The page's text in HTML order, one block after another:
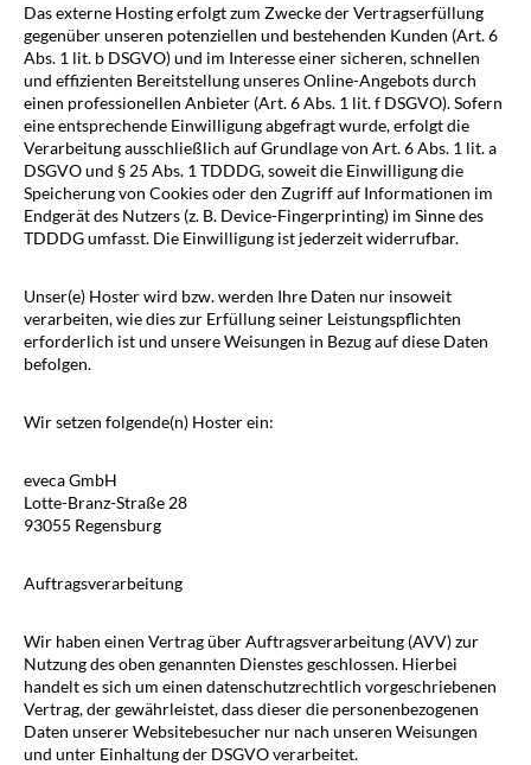
Das externe Hosting erfolgt zum Zwecke der Vertragserfüllung
gegenüber unseren potenziellen und bestehenden Kunden (Art. 6
Abs. 1 lit. b DSGVO) und im Interesse einer sicheren, schnellen
und effizienten Bereitstellung unseres Online-Angebots durch
einen professionellen Anbieter (Art. 6 Abs. 1 lit. f DSGVO). Sofern
eine entsprechende Einwilligung abgefragt wurde, erfolgt die
Verarbeitung ausschließlich auf Grundlage von Art. 6 Abs. 1 lit. a
DSGVO und § 25 Abs. 1 TDDDG, soweit die Einwilligung die
Speicherung von Cookies oder den Zugriff auf Informationen im
Endgerät des Nutzers (z. B. Device-Fingerprinting) im Sinne des
TDDDG umfasst. Die Einwilligung ist jederzeit widerrufbar.
Unser(e) Hoster wird bzw. werden Ihre Daten nur insoweit
verarbeiten, wie dies zur Erfüllung seiner Leistungspflichten
erforderlich ist und unsere Weisungen in Bezug auf diese Daten
befolgen.
Wir setzen folgende(n) Hoster ein:
eveca GmbH
Lotte-Branz-Straße 28
93055 Regensburg
Auftragsverarbeitung
Wir haben einen Vertrag über Auftragsverarbeitung (AVV) zur
Nutzung des oben genannten Dienstes geschlossen. Hierbei
handelt es sich um einen datenschutzrechtlich vorgeschriebenen
Vertrag, der gewährleistet, dass dieser die personenbezogenen
Daten unserer Websitebesucher nur nach unseren Weisungen
und unter Einhaltung der DSGVO verarbeitet.